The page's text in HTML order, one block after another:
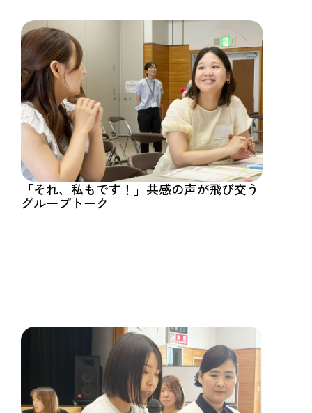
「それ、私もです！」共感の声が飛び交う
グループトーク